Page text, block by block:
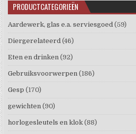
PRODUCTCATEGORIEËN
Aardewerk, glas e.a. serviesgoed (59)
Diergerelateerd (46)
Eten en drinken (92)
Gebruiksvoorwerpen (186)
Gesp (170)
gewichten (90)
horlogesleutels en klok (88)